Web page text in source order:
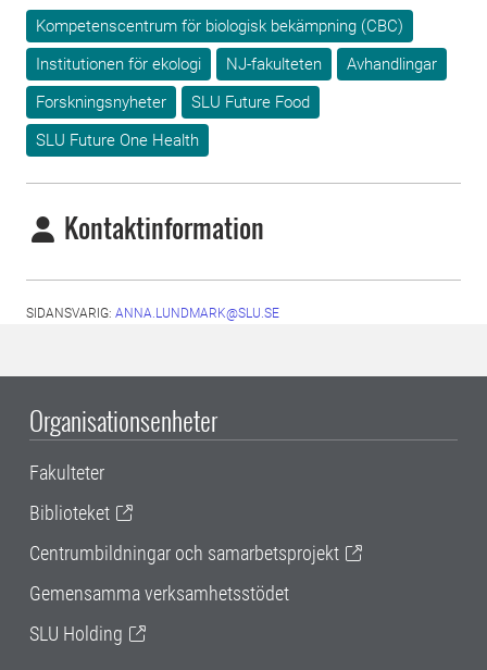
Kompetenscentrum för biologisk bekämpning (CBC)
Institutionen för ekologi
NJ-fakulteten
Avhandlingar
Forskningsnyheter
SLU Future Food
SLU Future One Health
Kontaktinformation
SIDANSVARIG: ANNA.LUNDMARK@SLU.SE
Organisationsenheter
Fakulteter
Biblioteket
Centrumbildningar och samarbetsprojekt
Gemensamma verksamhetsstödet
SLU Holding